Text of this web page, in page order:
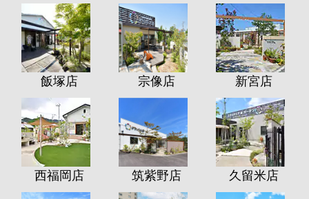
飯塚店 宗像店 新宮店
西福岡店 筑紫野店 久留米店